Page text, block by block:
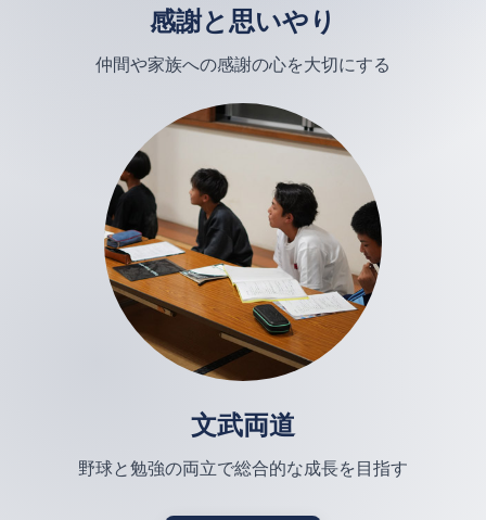
感謝と思いやり
仲間や家族への感謝の心を大切にする
文武両道
野球と勉強の両立で総合的な成長を目指す